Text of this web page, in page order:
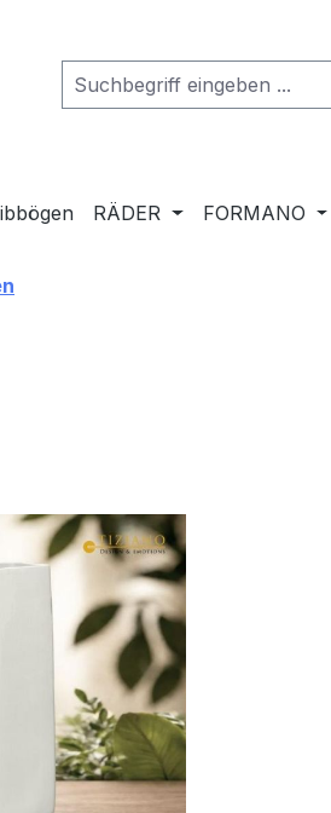
RÄDER FORMANO